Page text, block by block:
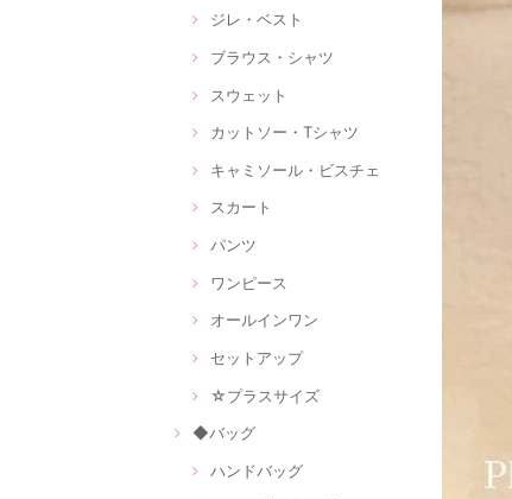
ジレ・ベスト
ブラウス・シャツ
スウェット
カットソー・Tシャツ
キャミソール・ビスチェ
スカート
パンツ
ワンピース
オールインワン
セットアップ
☆プラスサイズ
◆バッグ
ハンドバッグ